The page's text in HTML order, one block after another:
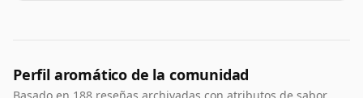
Perfil aromático de la comunidad